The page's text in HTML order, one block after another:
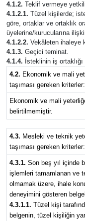
4.1.2. Teklif vermeye
4.1.2.1. Tüzel kişilerde;
göre, ortaklar ve ortaklık
üyelerine/kurucularına
4.1.2.2. Vekâleten ihaleye
4.1.3. Geçici teminat.
4.1.4. İsteklinin iş
4.2. Ekonomik ve mali
taşıması gereken kriterler:
Ekonomik ve mali
belirtilmemiştir.
4.3. Mesleki ve teknik
taşıması gereken kriterler:
4.3.1. Son beş yıl içinde
işlemleri tamamlanan ve
olmamak üzere, ihale
deneyimini gösteren
4.3.1.1. Tüzel kişi
belgenin, tüzel kişiliğin